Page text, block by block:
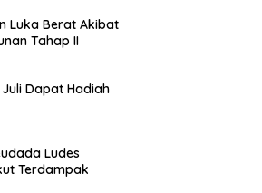
Luka Berat Akibat
Tahap II
Juli Dapat Hadiah
Ludes
Terdampak